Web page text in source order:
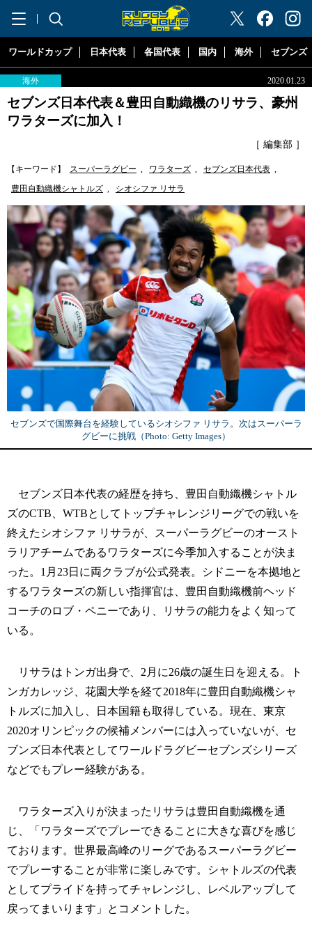
"ラグビーリパブリック"
ワールドカップ 日本代表 各国代表 国内 海外 セブンズ
海外 2020.01.23
セブンズ日本代表＆豊田自動織機のリサラ、豪州
ワラターズに加入！
［ 編集部 ］
【キーワード】 スーパーラグビー , ワラターズ , セブンズ日本代表 ,
豊田自動織機シャトルズ , シオシファ リサラ
セブンズで国際舞台を経験しているシオシファ リサラ。次はスーパーラ
グビーに挑戦（Photo: Getty Images）
セブンズ日本代表の経歴を持ち、豊田自動織機シャトル
ズのCTB、WTBとしてトップチャレンジリーグでの戦いを
終えたシオシファ リサラが、スーパーラグビーのオースト
ラリアチームであるワラターズに今季加入することが決ま
った。1月23日に両クラブが公式発表。シドニーを本拠地と
するワラターズの新しい指揮官は、豊田自動織機前ヘッド
コーチのロブ・ペニーであり、リサラの能力をよく知って
いる。
リサラはトンガ出身で、2月に26歳の誕生日を迎える。ト
ンガカレッジ、花園大学を経て2018年に豊田自動織機シャ
トルズに加入し、日本国籍も取得している。現在、東京
2020オリンピックの候補メンバーには入っていないが、セ
ブンズ日本代表としてワールドラグビーセブンズシリーズ
などでもプレー経験がある。
ワラターズ入りが決まったリサラは豊田自動織機を通
じ、「ワラターズでプレーできることに大きな喜びを感じ
ております。世界最高峰のリーグであるスーパーラグビー
でプレーすることが非常に楽しみです。シャトルズの代表
としてプライドを持ってチャレンジし、レベルアップして
戻ってまいります」とコメントした。